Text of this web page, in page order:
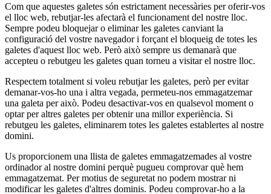
Com que aquestes galetes són estrictament necessàries per oferir-vos
el lloc web, rebutjar-les afectarà el funcionament del nostre lloc.
Sempre podeu bloquejar o eliminar les galetes canviant la
configuració del vostre navegador i forçant el bloqueig de totes les
galetes d'aquest lloc web. Però això sempre us demanarà que
accepteu o rebutgeu les galetes quan torneu a visitar el nostre lloc.
Respectem totalment si voleu rebutjar les galetes, però per evitar
demanar-vos-ho una i altra vegada, permeteu-nos emmagatzemar
una galeta per això. Podeu desactivar-vos en qualsevol moment o
optar per altres galetes per obtenir una millor experiència. Si
rebutgeu les galetes, eliminarem totes les galetes establertes al nostre
domini.
Us proporcionem una llista de galetes emmagatzemades al vostre
ordinador al nostre domini perquè pugueu comprovar què hem
emmagatzemat. Per motius de seguretat no podem mostrar ni
modificar les galetes d'altres dominis. Podeu comprovar-ho a la